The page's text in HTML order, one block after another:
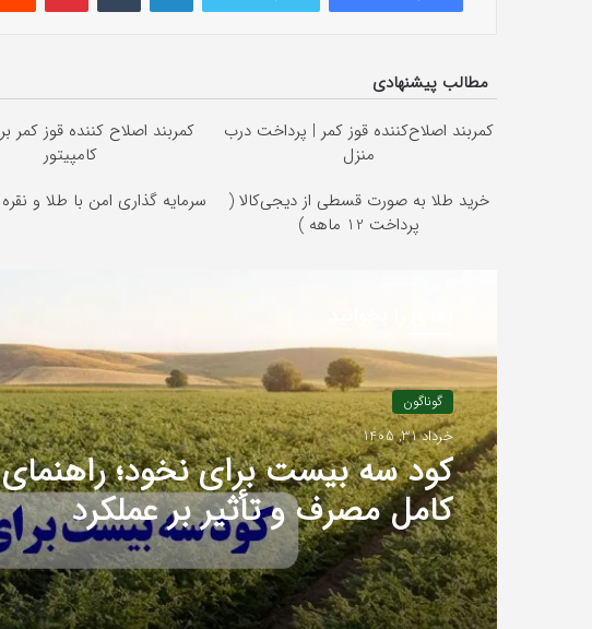
مطالب پیشنهادی
کمربند اصلاح‌کننده قوز کمر | پرداخت درب
منزل
کمربند اصلاح کننده قوز کمر
کامپیتور
خرید طلا به صورت قسطی از دیجی‌کالا (
پرداخت 12 ماهه )
سرمایه گذاری امن با طلا و
مطالب جالب
4 هفته پیش
راهنمای استفاده و رسوب‌زدایی
اسپرسوساز مباشی ECM2025؛
قهوه بهتر و عمر بیشتر دستگاه
گوناگون
خرداد 31, 1405